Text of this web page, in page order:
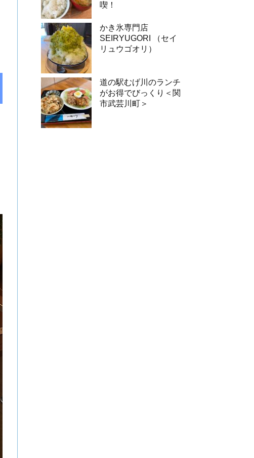
喫！
かき氷専門店
SEIRYUGORI （セイ
リュウゴオリ）
道の駅むげ川のランチ
がお得でびっくり＜関
市武芸川町＞